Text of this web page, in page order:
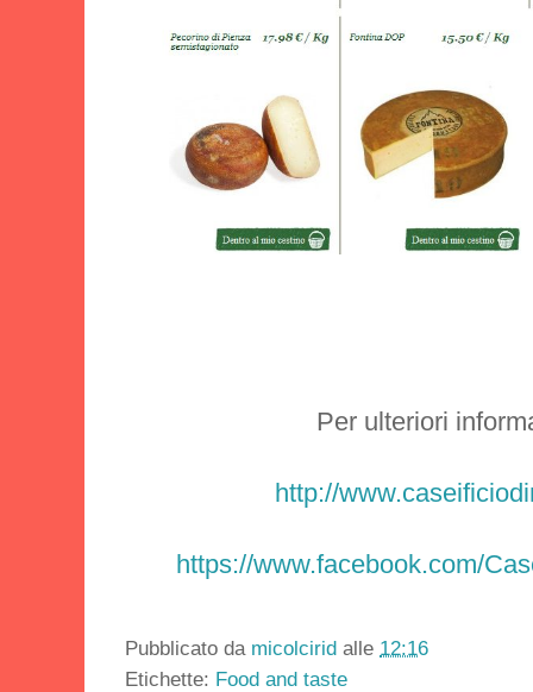
Per ulteriori
http://
https://www.facebook.com/
Pubblicato da micolcirid alle 12:16
Etichette: Food and taste